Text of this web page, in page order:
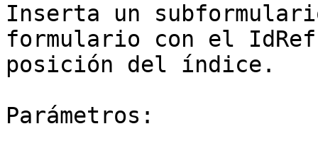
Inserta un
formulario con el
posición del índice.
Parámetros: